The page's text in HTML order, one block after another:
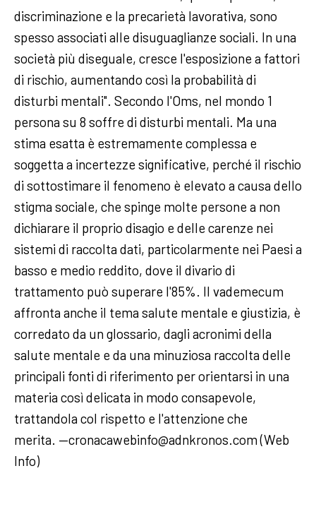
discriminazione e la precarietà lavorativa, sono
spesso associati alle disuguaglianze sociali. In una
società più diseguale, cresce l'esposizione a fattori
di rischio, aumentando così la probabilità di
disturbi mentali". Secondo l'Oms, nel mondo 1
persona su 8 soffre di disturbi mentali. Ma una
stima esatta è estremamente complessa e
soggetta a incertezze significative, perché il rischio
di sottostimare il fenomeno è elevato a causa dello
stigma sociale, che spinge molte persone a non
dichiarare il proprio disagio e delle carenze nei
sistemi di raccolta dati, particolarmente nei Paesi a
basso e medio reddito, dove il divario di
trattamento può superare l'85%. Il vademecum
affronta anche il tema salute mentale e giustizia, è
corredato da un glossario, dagli acronimi della
salute mentale e da una minuziosa raccolta delle
principali fonti di riferimento per orientarsi in una
materia così delicata in modo consapevole,
trattandola col rispetto e l'attenzione che
merita. —cronacawebinfo@adnkronos.com (Web
Info)